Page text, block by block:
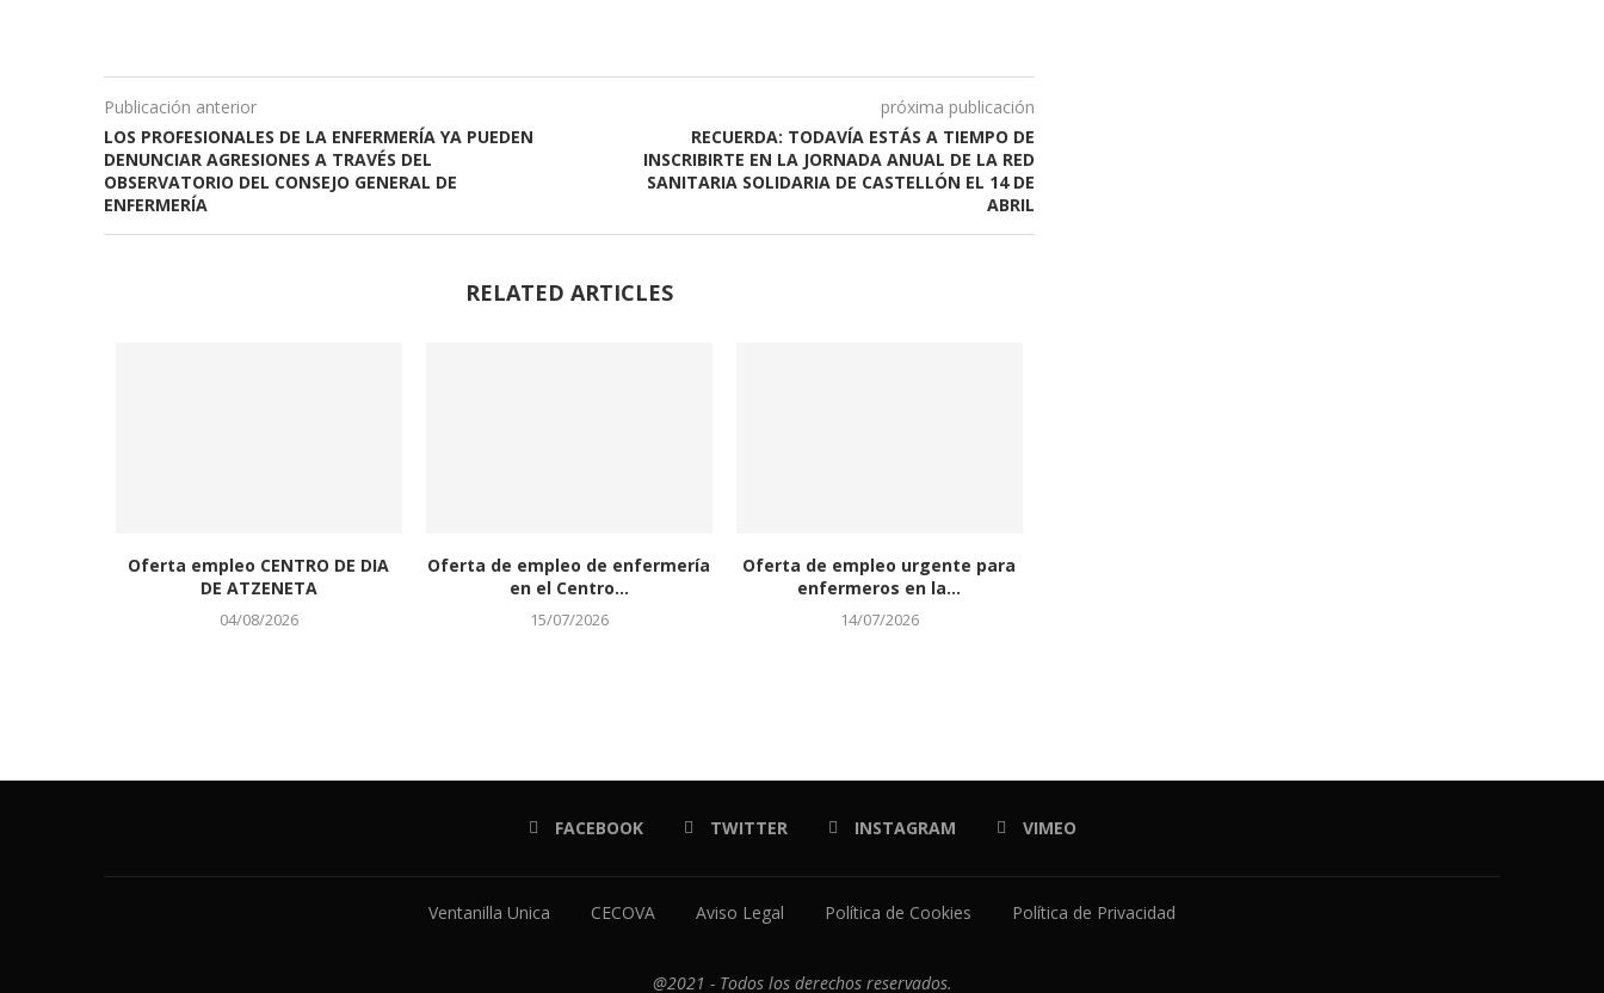
Publicación anterior
LOS PROFESIONALES DE LA ENFERMERÍA YA PUEDEN
DENUNCIAR AGRESIONES A TRAVÉS DEL
OBSERVATORIO DEL CONSEJO GENERAL DE
ENFERMERÍA
próxima publicación
RECUERDA: TODAVÍA ESTÁS A TIEMPO DE
INSCRIBIRTE EN LA JORNADA ANUAL DE LA RED
SANITARIA SOLIDARIA DE CASTELLÓN EL 14 DE
ABRIL
RELATED ARTICLES
Oferta empleo CENTRO DE DIA
DE ATZENETA
04/08/2026
Oferta de empleo de enfermería
en el Centro...
15/07/2026
Oferta de empleo urgente para
enfermeros en la...
14/07/2026
FACEBOOK TWITTER INSTAGRAM VIMEO
Ventanilla Unica CECOVA Aviso Legal Política de Cookies Política de Privacidad
@2021 - Todos los derechos reservados.